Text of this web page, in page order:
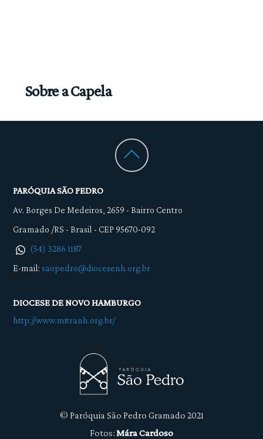
Sobre a Capela
PARÓQUIA SÃO PEDRO
Av. Borges De Medeiros, 2659 - Bairro Centro
Gramado /RS - Brasil - CEP 95670-092
(54) 3286 1187
E-mail: saopedro@diocesenh.org.br
DIOCESE DE NOVO HAMBURGO
http://www.mitranh.org.br/
© Paróquia São Pedro Gramado 2021
Fotos:Mára Cardoso